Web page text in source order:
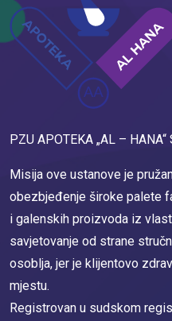
PZU APOTEKA „AL – HANA“
Misija ove ustanove je
obezbjeđenje široke palete
i galenskih proizvoda iz
savjetovanje od strane
osoblja, jer je klijentovo
mjestu.
Registrovan u sudskom